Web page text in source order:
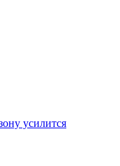
усилится